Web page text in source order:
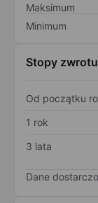
Maksimum
Minimum
Stopy zwrotu
Od początku
1 rok
3 lata
Dane